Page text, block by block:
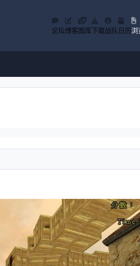
论坛博客图库下载战队 日历浏